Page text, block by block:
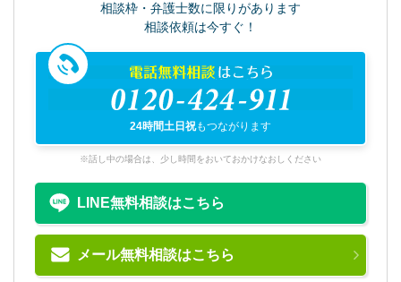
相談枠・弁護士数に限りがあります
相談依頼は今すぐ！
電話無料相談はこちら
0120-424-911
24時間土日祝もつながります
※話し中の場合は、少し時間をおいておかけなおしください
LINE無料相談はこちら
メール無料相談はこちら